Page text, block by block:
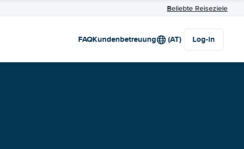
Beliebte Reiseziele
FAQKundenbetreuung (AT) Log-in